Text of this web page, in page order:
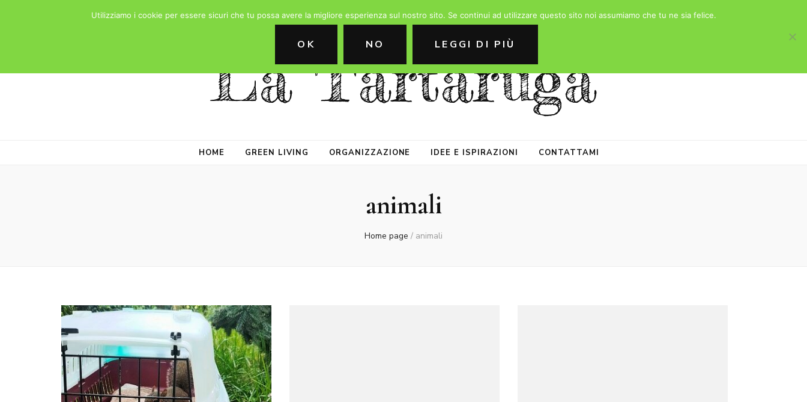
La Tartaruga
HOME GREEN LIVING ORGANIZZAZIONE IDEE E ISPIRAZIONI CONTATTAMI
animali
Home page / animali
Utilizziamo i cookie per essere sicuri che tu possa avere la migliore esperienza sul nostro sito. Se continui ad utilizzare questo sito noi assumiamo che tu ne sia felice.
OK NO LEGGI DI PIÙ